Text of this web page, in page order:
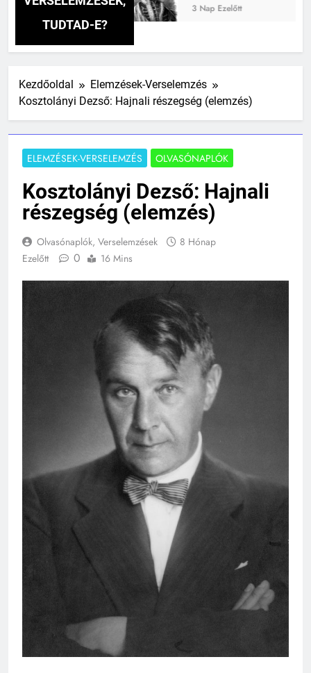
TUDTAD-E?
3 Nap Ezelőtt
Kezdőoldal
Elemzések-Verselemzés
Kosztolányi Dezső: Hajnali részegség (elemzés)
ELEMZÉSEK-VERSELEMZÉS OLVASÓNAPLÓK
Kosztolányi Dezső: Hajnali
részegség (elemzés)
Olvasónaplók, Verselemzések
8 Hónap
Ezelőtt
0 16 Mins